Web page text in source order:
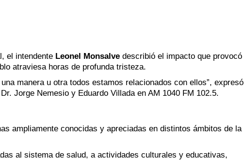
el intendente Leonel Monsalve describió el impacto que provocó
atraviesa horas de profunda tristeza.
manera u otra todos estamos relacionados con ellos”, expresó
Jorge Nemesio y Eduardo Villada en AM 1040 FM 102.5.
ampliamente conocidas y apreciadas en distintos ámbitos de la
al sistema de salud, a actividades culturales y educativas,